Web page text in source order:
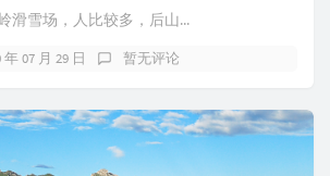
滑雪场，人比较多，后山...
年 07 月 29 日 暂无评论